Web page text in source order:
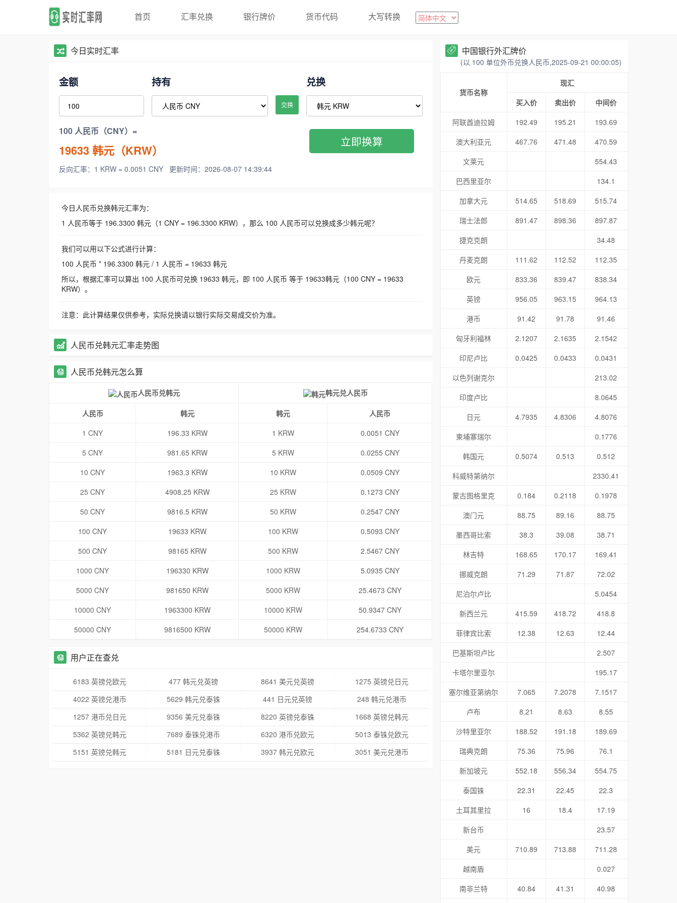
首页 汇率兑换 银行牌价 货币代码 大写转换
今日实时汇率
金额 持有
交换
兑换
100 人民币（CNY）=
19633韩元（KRW）
反向汇率：1 KRW = 0.0051 CNY 更新时间：2026-08-07 14:39:44
立即换算
今日人民币兑换韩元汇率为：
1 人民币等于 196.3300 韩元（1 CNY = 196.3300 KRW），那么 100 人民币可以兑换成多少韩元呢？
我们可以用以下公式进行计算：
100 人民币 * 196.3300 韩元 / 1 人民币 = 19633 韩元
所以，根据汇率可以算出 100 人民币可兑换 19633 韩元，即 100 人民币 等于 19633韩元（100 CNY = 19633
KRW）。
注意：此计算结果仅供参考，实际兑换请以银行实际交易成交价为准。
人民币兑韩元汇率走势图
人民币兑韩元怎么算
人民币兑韩元 韩元兑人民币
人民币 韩元 韩元
人民币
1 CNY
196.33 KRW 1 KRW
0.0051 CNY
5 CNY
981.65 KRW 5 KRW
0.0255 CNY
10 CNY
1963.3 KRW 10 KRW
0.0509 CNY
25 CNY
4908.25 KRW 25 KRW
0.1273 CNY
50 CNY
9816.5 KRW 50 KRW
0.2547 CNY
100 CNY
19633 KRW 100 KRW
0.5093 CNY
500 CNY
98165 KRW 500 KRW
2.5467 CNY
1000 CNY
196330 KRW 1000 KRW
5.0935 CNY
5000 CNY
981650 KRW 5000 KRW
25.4673 CNY
10000 CNY
1963300 KRW 10000 KRW
50.9347 CNY
50000 CNY
9816500 KRW 50000 KRW 254.6733 CNY
用户正在查兑
6183 英镑兑欧元 477 韩元兑英镑 8641 美元兑英镑
1275 英镑兑日元
4022 英镑兑港币
5629 韩元兑泰铢 441 日元兑英镑
248 韩元兑港币
1257 港币兑日元
9356 美元兑泰铢 8220 英镑兑泰铢
1668 英镑兑韩元
5362 英镑兑韩元
7689 泰铢兑港币 6320 港币兑欧元
5013 泰铢兑欧元
5151 英镑兑韩元
5181 日元兑泰铢 3937 韩元兑欧元 3051 美元兑港币
中国银行外汇牌价
(以 100 单位外币兑换人民币,2025-09-21 00:00:05)
货币名称
现汇
买入价
卖出价
中间价
阿联酋迪拉姆
192.49 195.21
193.69
澳大利亚元
467.76 471.48
470.59
文莱元
554.43
巴西里亚尔
134.1
加拿大元
514.65 518.69
515.74
瑞士法郎
891.47 898.36
897.87
捷克克朗
34.48
丹麦克朗
111.62 112.52
112.35
欧元
833.36 839.47
838.34
英镑
956.05 963.15
964.13
港币
91.42 91.78
91.46
匈牙利福林
2.1207 2.1635
2.1542
印尼卢比
0.0425 0.0433
0.0431
以色列谢克尔
213.02
印度卢比
8.0645
日元
4.7935 4.8306
4.8076
柬埔寨瑞尔
0.1776
韩国元
0.5074 0.513
0.512
科威特第纳尔
2330.41
蒙古图格里克
0.184 0.2118
0.1978
澳门元
88.75 89.16
88.75
墨西哥比索
38.3 39.08
38.71
林吉特
168.65 170.17
169.41
挪威克朗
71.29 71.87
72.02
尼泊尔卢比
5.0454
新西兰元
415.59 418.72
418.8
菲律宾比索
12.38 12.63
12.44
巴基斯坦卢比
2.507
卡塔尔里亚尔
195.17
塞尔维亚第纳尔
7.065 7.2078
7.1517
卢布
8.21 8.63
8.55
沙特里亚尔
188.52 191.18
189.69
瑞典克朗
75.36 75.96
76.1
新加坡元
552.18 556.34
554.75
泰国铢
22.31 22.45
22.3
土耳其里拉
16 18.4
17.19
新台币
23.57
美元
710.89 713.88
711.28
越南盾
0.027
南非兰特
40.84 41.31 40.98